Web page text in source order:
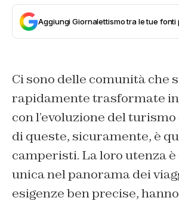
Aggiungi Giornalettismo tra le tue
Ci sono delle comunità che
rapidamente trasformate
con l’evoluzione del
di queste, sicuramente, è
camperisti. La loro utenza è
unica nel panorama dei
esigenze ben precise,